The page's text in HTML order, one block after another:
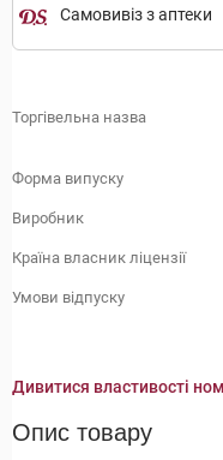
Самовивіз з аптеки
Торгівельна назва
Форма випуску
Виробник
Країна власник ліцензії
Умови відпуску
Дивитися властивості
Опис товару